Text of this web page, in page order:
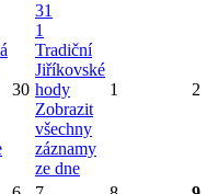
30
31
1
Tradiční
Jiříkovské
hody
Zobrazit
všechny
záznamy
ze dne
1 2